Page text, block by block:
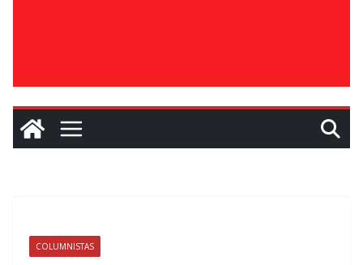
COLUMNISTAS